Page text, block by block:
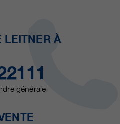
LEITNER À
générale